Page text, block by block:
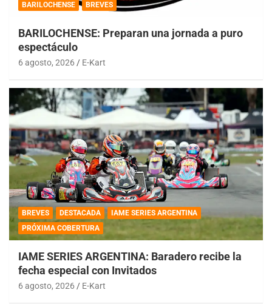
BARILOCHENSE BREVES
BARILOCHENSE: Preparan una jornada a puro
espectáculo
6 agosto, 2026 E-Kart
BREVES DESTACADA
IAME SERIES ARGENTINA
PRÓXIMA COBERTURA
IAME SERIES ARGENTINA: Baradero recibe la
fecha especial con Invitados
6 agosto, 2026 E-Kart